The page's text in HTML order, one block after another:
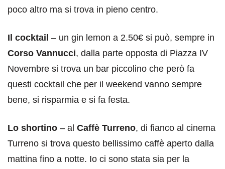
poco altro ma si trova in pieno centro.
Il cocktail – un gin lemon a 2.50€ si può, sempre in
Corso Vannucci, dalla parte opposta di Piazza IV
Novembre si trova un bar piccolino che però fa
questi cocktail che per il weekend vanno sempre
bene, si risparmia e si fa festa.
Lo shortino – al Caffè Turreno, di fianco al cinema
Turreno si trova questo bellissimo caffè aperto dalla
mattina fino a notte. Io ci sono stata sia per la